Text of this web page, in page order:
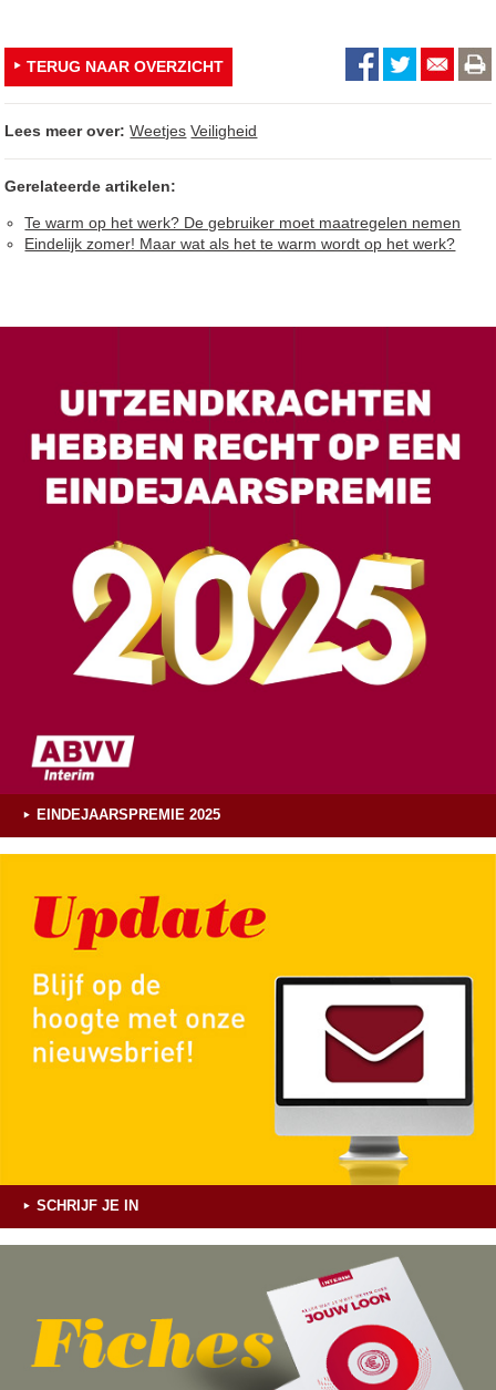
TERUG NAAR OVERZICHT
Lees meer over: Weetjes Veiligheid
Gerelateerde artikelen:
Te warm op het werk? De gebruiker moet maatregelen nemen
Eindelijk zomer! Maar wat als het te warm wordt op het werk?
EINDEJAARSPREMIE 2025
SCHRIJF JE IN